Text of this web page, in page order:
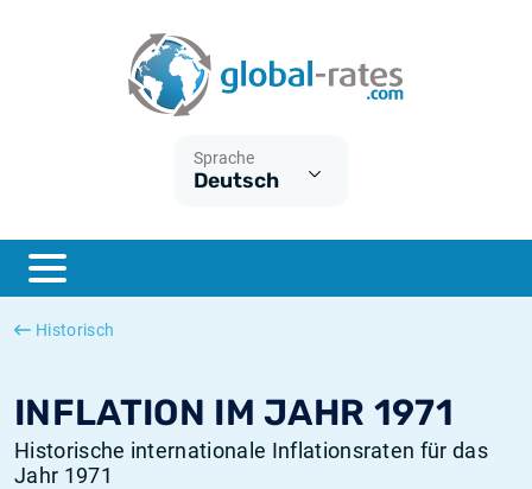
Sprache
Deutsch
Historisch
INFLATION IM JAHR 1971
Historische internationale Inflationsraten für das
Jahr 1971
ESTER
SONIA
Was ist die VPI-Inflation?
Was ist die HVPI-Inflation?
Deutsche inflation
Europäische inflation
Historische Euribor-Sätze
Historische ESTER-Sätze
Historische SOFR-Sätze
Historische SONIA-Sätze
Inflationsrechner